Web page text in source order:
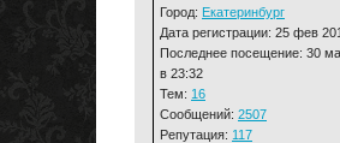
Город: Екатеринбург
Дата регистрации: 25 фев
Последнее посещение: 30
в 23:32
Тем: 16
Сообщений: 2507
Репутация: 117